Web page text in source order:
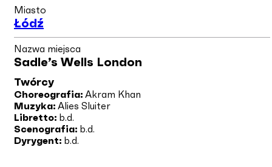
Miasto
Łódź
Nazwa miejsca
Sadle’s Wells London
Twórcy
Choreografia: Akram Khan
Muzyka: Alies Sluiter
Libretto: b.d.
Scenografia: b.d.
Dyrygent: b.d.